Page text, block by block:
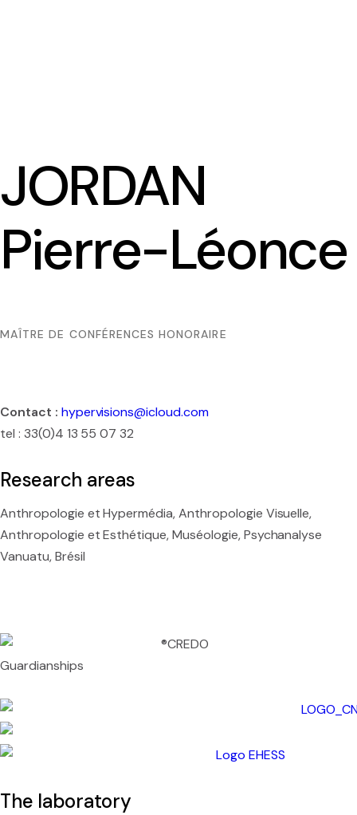
JORDAN
Pierre-Léonce
MAÎTRE DE CONFÉRENCES HONORAIRE
Contact : hypervisions@icloud.com
tel : 33(0)4 13 55 07 32
Research areas
Anthropologie et Hypermédia, Anthropologie Visuelle,
Anthropologie et Esthétique, Muséologie, Psychanalyse
Vanuatu, Brésil
Guardianships
The laboratory